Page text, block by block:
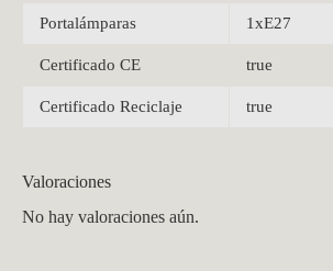
Portalámparas 1xE27
Certificado CE true
Certificado Reciclaje true
Valoraciones
No hay valoraciones aún.